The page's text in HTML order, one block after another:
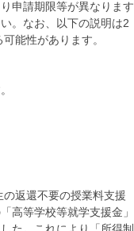
申請期限等が異なります
。なお、以下の説明は2
能性があります。
返還不要の授業料支援
高等学校等就学支援金」
た。これにより「所得制